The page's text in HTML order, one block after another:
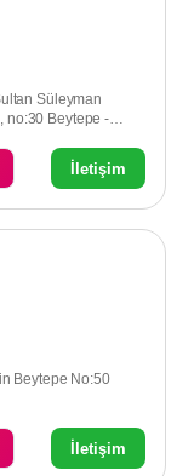
Süleyman
no:30 Beytepe -
İletişim
Beytepe No:50
İletişim